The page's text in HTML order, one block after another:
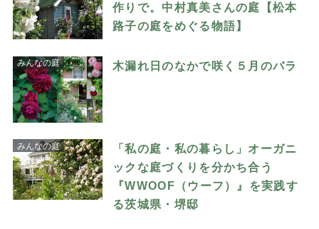
作りで。中村真美さんの庭【松本
路子の庭をめぐる物語】
みんなの庭 木漏れ日のなかで咲く５月のバラ
みんなの庭
「私の庭・私の暮らし」オーガニ
ックな庭づくりを分かち合う
『WWOOF（ウーフ）』を実践す
る茨城県・堺邸